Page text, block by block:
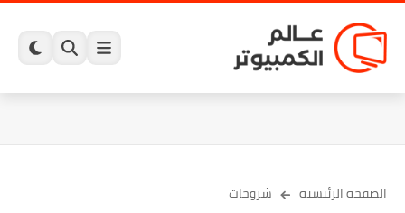
الصفحة الرئيسية شروحات